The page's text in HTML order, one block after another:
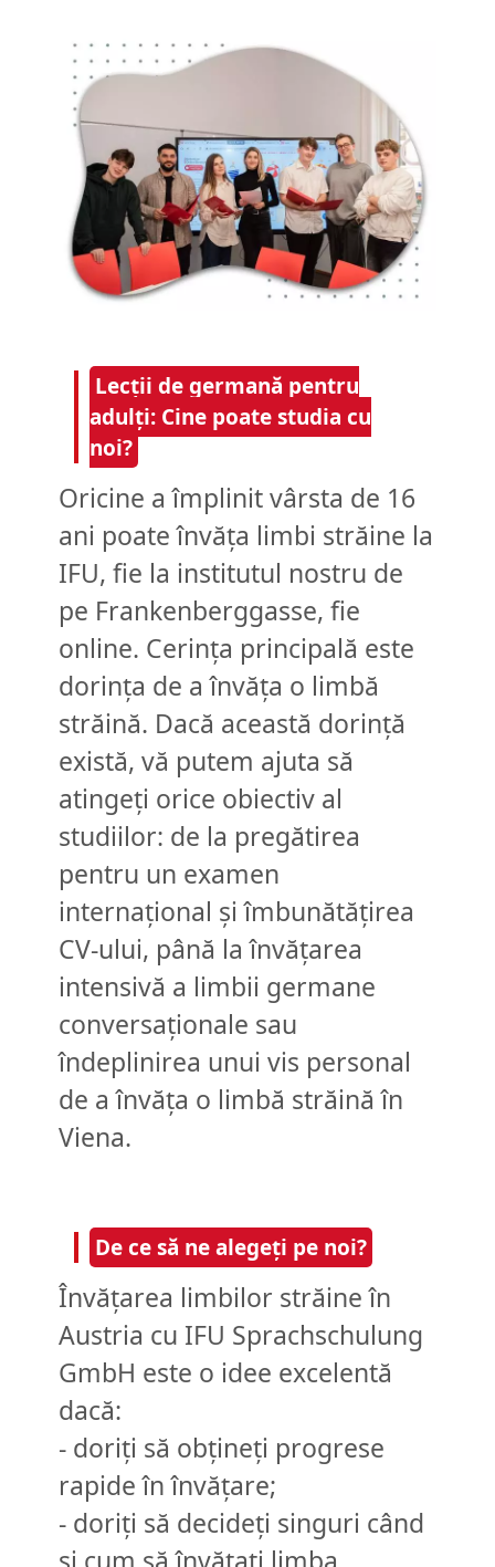
Lecții de germană pentru
adulți: Cine poate studia cu
noi?
Oricine a împlinit vârsta de 16
ani poate învăța limbi străine la
IFU, fie la institutul nostru de
pe Frankenberggasse, fie
online. Cerința principală este
dorința de a învăța o limbă
străină. Dacă această dorință
există, vă putem ajuta să
atingeți orice obiectiv al
studiilor: de la pregătirea
pentru un examen
internațional și îmbunătățirea
CV-ului, până la învățarea
intensivă a limbii germane
conversaționale sau
îndeplinirea unui vis personal
de a învăța o limbă străină în
Viena.
De ce să ne alegeți pe noi?
Învățarea limbilor străine în
Austria cu IFU Sprachschulung
GmbH este o idee excelentă
dacă:
- doriți să obțineți progrese
rapide în învățare;
- doriți să decideți singuri când